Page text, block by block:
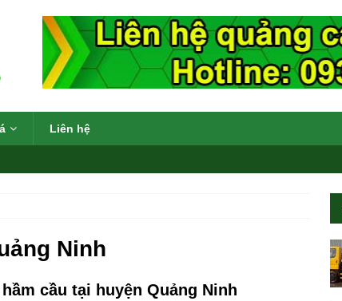
Liên hệ
290k
Ninh
cầu tại huyện Quảng Ninh